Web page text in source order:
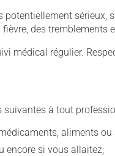
potentiellement
des
médical régulier.
à tout
aliments ou
encore si vous allaitez;